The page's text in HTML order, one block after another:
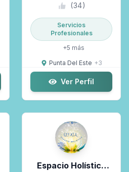
(34)
Servicios
Profesionales
+5 más
Punta Del Este +3
Ver Perfil
Espacio Holístico